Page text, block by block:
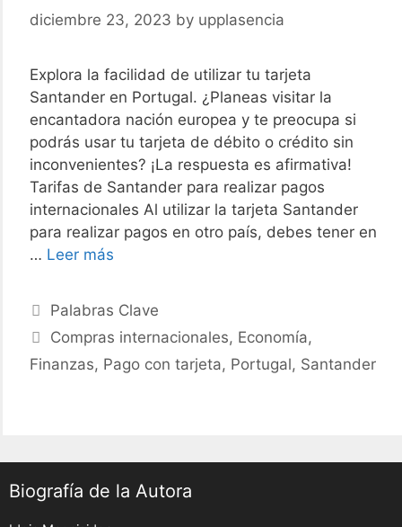
diciembre 23, 2023 by upplasencia
Explora la facilidad de utilizar tu tarjeta
Santander en Portugal. ¿Planeas visitar la
encantadora nación europea y te preocupa si
podrás usar tu tarjeta de débito o crédito sin
inconvenientes? ¡La respuesta es afirmativa!
Tarifas de Santander para realizar pagos
internacionales Al utilizar la tarjeta Santander
para realizar pagos en otro país, debes tener en
… Leer más
con
tarjeta
Santander
debes
Categories
Palabras Clave
Tags
Compras internacionales, Economía,
Finanzas, Pago con tarjeta, Portugal, Santander
Biografía de la Autora